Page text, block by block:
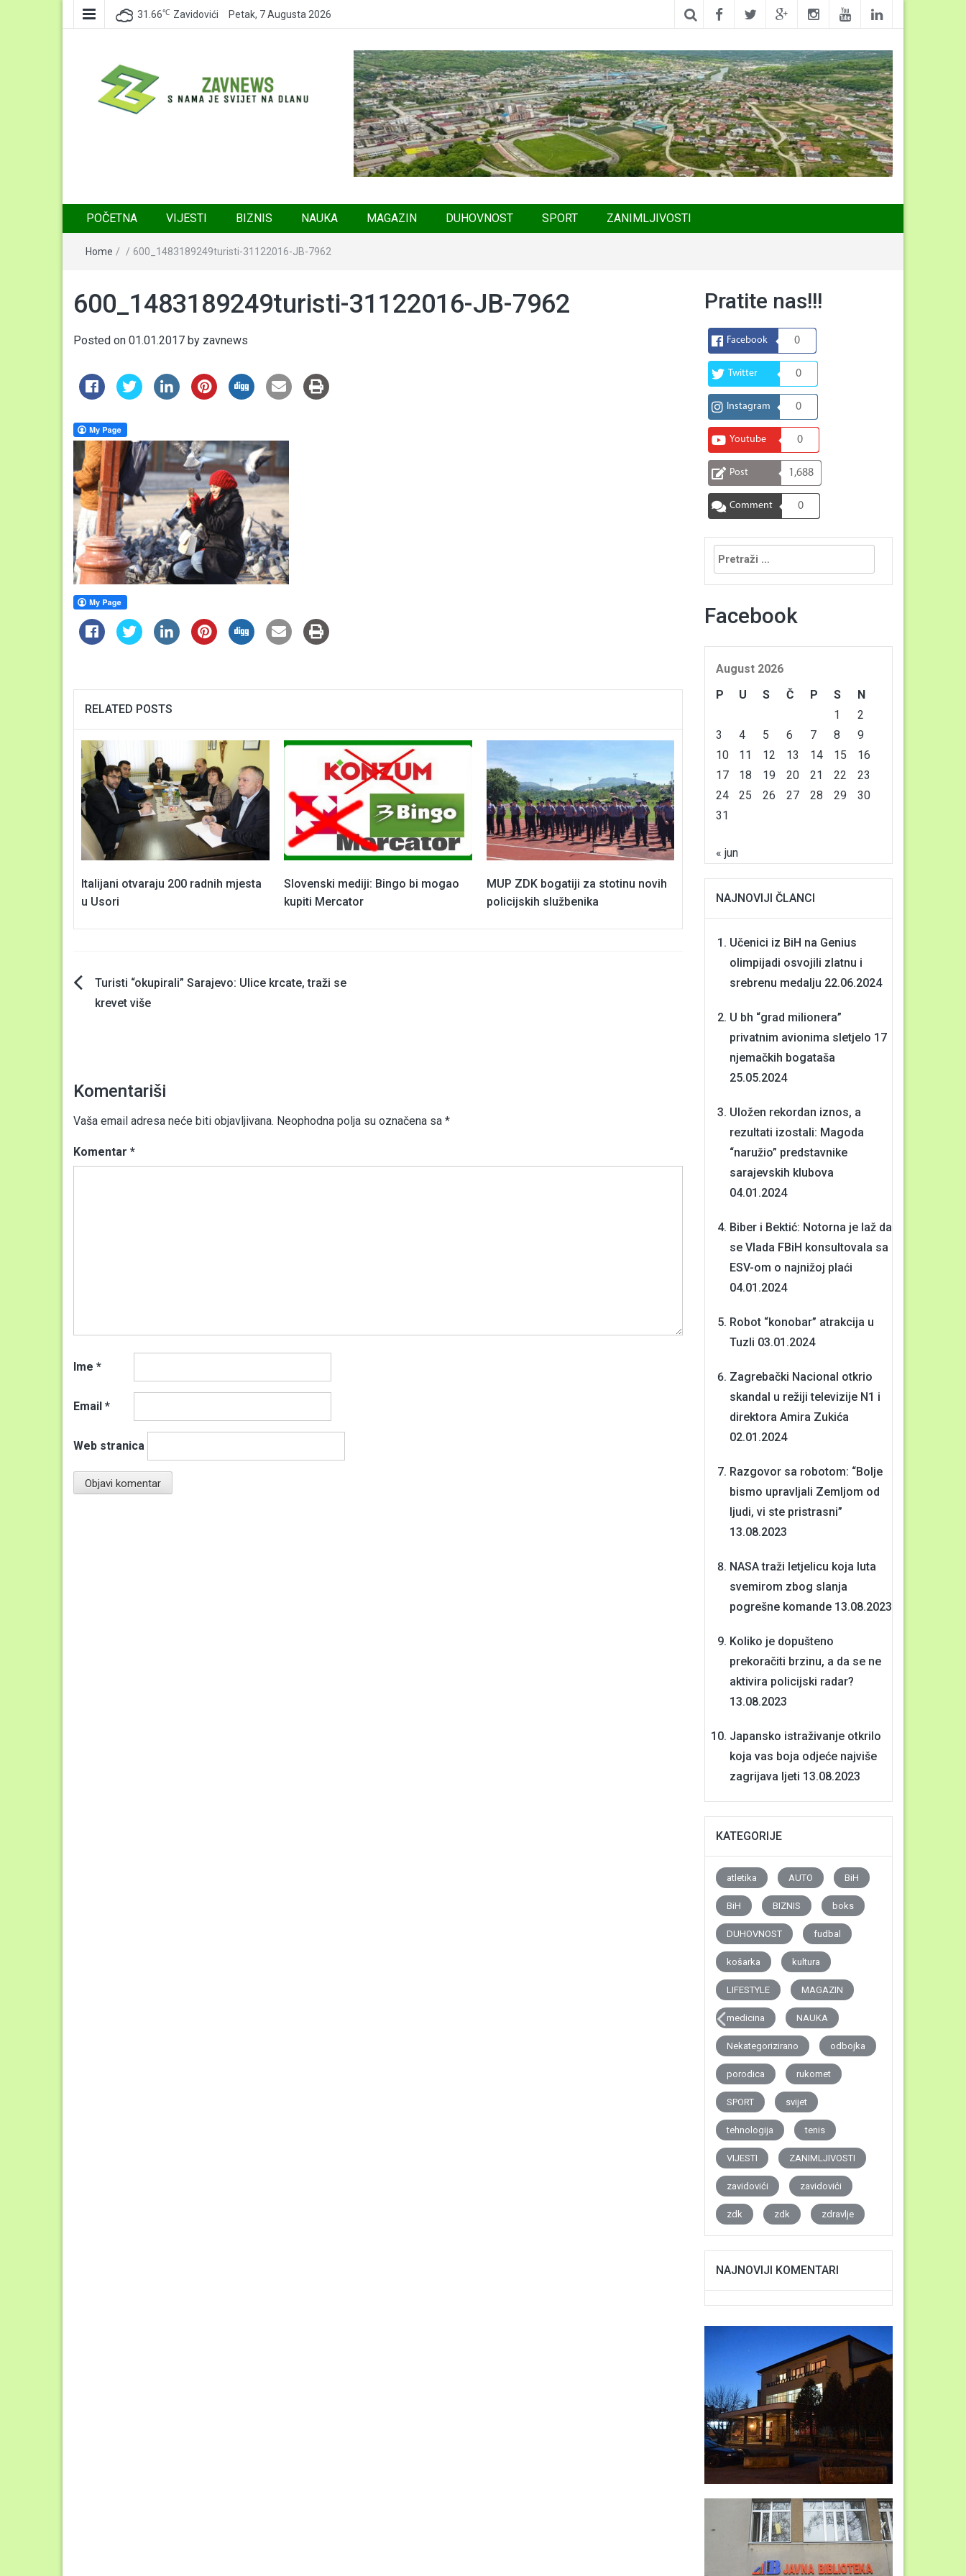
31.66℃ Zavidovići Petak, 7 Augusta 2026
POČETNA VIJESTI BIZNIS NAUKA MAGAZIN DUHOVNOST SPORT ZANIMLJIVOSTI
Home / / 600_1483189249turisti-31122016-JB-7962
600_1483189249turisti-31122016-JB-7962
Posted on 01.01.2017 by zavnews
RELATED POSTS
Italijani otvaraju 200 radnih mjesta
u Usori
Slovenski mediji: Bingo bi mogao
kupiti Mercator
MUP ZDK bogatiji za stotinu novih
policijskih službenika
Navigacija
Turisti “okupirali” Sarajevo: Ulice krcate, traži se
krevet više
Komentariši
Vaša email adresa neće biti objavljivana. Neophodna polja su označena sa *
Komentar *
Ime *
Email *
Web stranica
Pratite nas!!!
Facebook 0
Twitter 0
Instagram 0
Youtube 0
Post 1,688
Comment 0
Pretraga:
Facebook
August 2026
P
U S Č P S
N
1
2
3
4 5 6 7 8
9
10
11 12 13 14 15
16
17
18 19 20 21 22
23
24
25 26 27 28 29
30
31
« jun
NAJNOVIJI ČLANCI
Učenici iz BiH na Genius
olimpijadi osvojili zlatnu i
srebrenu medalju 22.06.2024
U bh “grad milionera”
privatnim avionima sletjelo 17
njemačkih bogataša
25.05.2024
Uložen rekordan iznos, a
rezultati izostali: Magoda
“naružio” predstavnike
sarajevskih klubova
04.01.2024
Biber i Bektić: Notorna je laž da
se Vlada FBiH konsultovala sa
ESV-om o najnižoj plaći
04.01.2024
Robot “konobar” atrakcija u
Tuzli 03.01.2024
Zagrebački Nacional otkrio
skandal u režiji televizije N1 i
direktora Amira Zukića
02.01.2024
Razgovor sa robotom: “Bolje
bismo upravljali Zemljom od
ljudi, vi ste pristrasni”
13.08.2023
NASA traži letjelicu koja luta
svemirom zbog slanja
pogrešne komande 13.08.2023
Koliko je dopušteno
prekoračiti brzinu, a da se ne
aktivira policijski radar?
13.08.2023
Japansko istraživanje otkrilo
koja vas boja odjeće najviše
zagrijava ljeti 13.08.2023
KATEGORIJE
atletika AUTO BiH
BiH BIZNIS boks
DUHOVNOST fudbal
košarka kultura
LIFESTYLE MAGAZIN
medicina NAUKA
Nekategorizirano odbojka
porodica rukomet
SPORT svijet
tehnologija tenis
VIJESTI ZANIMLJIVOSTI
zavidovići zavidovići
zdk zdk zdravlje
NAJNOVIJI KOMENTARI